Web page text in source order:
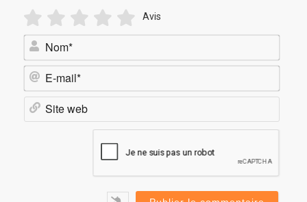
Avis
Nom*
E-